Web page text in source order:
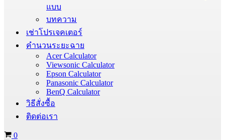
แบบ
บทความ
เช่าโปรเจคเตอร์
คำนวนระยะฉาย
Acer Calculator
Viewsonic Calculator
Epson Calculator
Panasonic Calculator
BenQ Calculator
วิธีสั่งซื้อ
ติดต่อเรา
Cart
0